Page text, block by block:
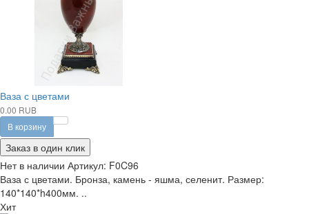
Ваза с цветами
0.00 RUB
В корзину
Заказ в один клик
Нет в наличии Артикул: F0C96
Ваза с цветами. Бронза, камень - яшма, селенит. Размер:
140*140*h400мм. ..
Хит